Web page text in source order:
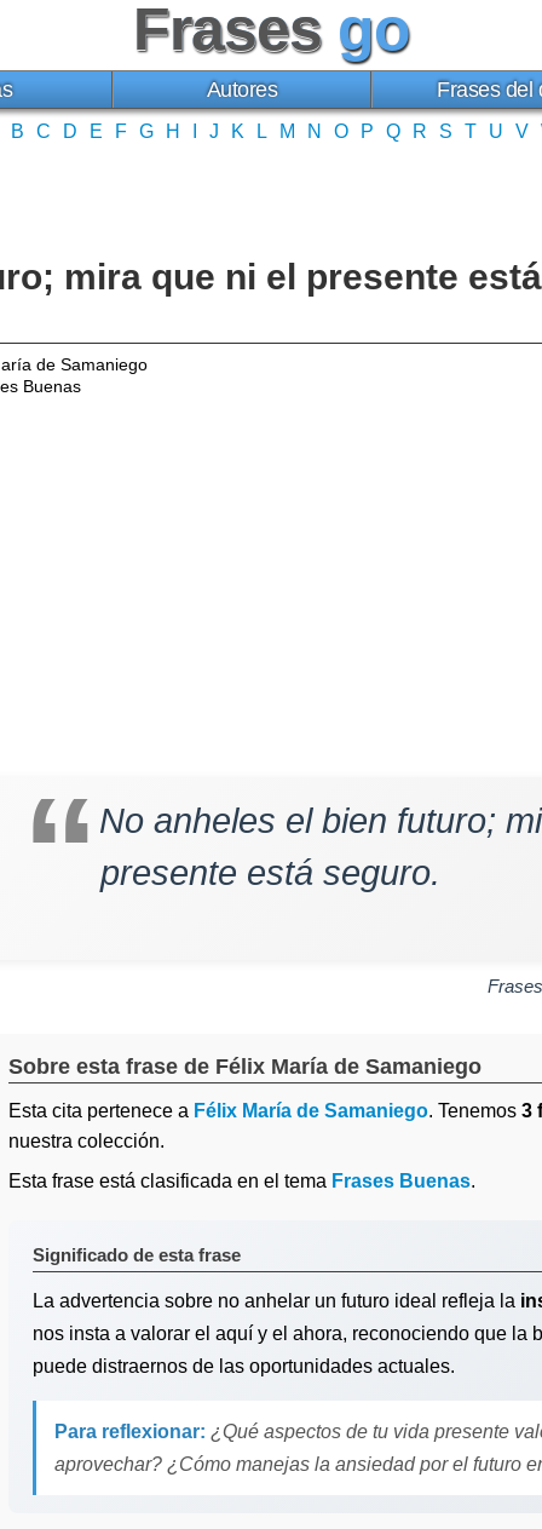
Frases go
Autores Frases del
B C D E F G H J K L M N O P Q R S T U V
mira que ni el presente
de Samaniego
Buenas
No anheles el bien futuro;
presente está seguro.
Sobre esta frase de Félix María de Samaniego
Esta cita pertenece a Félix María de Samaniego. Tenemos 3
nuestra colección.
Esta frase está clasificada en el tema Frases Buenas.
Significado de esta frase
La advertencia sobre no anhelar un futuro ideal refleja la
nos insta a valorar el aquí y el ahora, reconociendo que la
puede distraernos de las oportunidades actuales.
Para reflexionar: ¿Qué aspectos de tu vida presente
aprovechar? ¿Cómo manejas la ansiedad por el futuro